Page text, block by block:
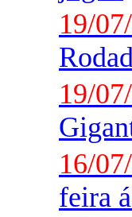
19/
19/
16/
feira